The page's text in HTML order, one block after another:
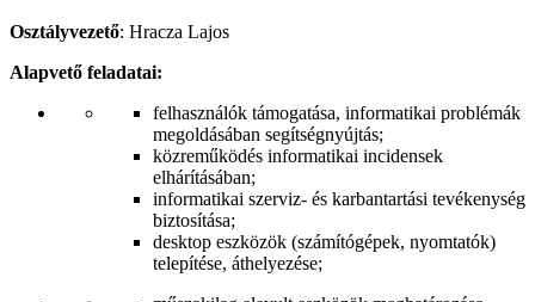
Osztályvezető: Hracza Lajos
Alapvető feladatai:
felhasználók támogatása, informatikai problémák
megoldásában segítségnyújtás;
közreműködés informatikai incidensek
elhárításában;
informatikai szerviz- és karbantartási tevékenység
biztosítása;
desktop eszközök (számítógépek, nyomtatók)
telepítése, áthelyezése;